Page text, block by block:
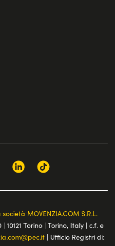
MOVENZIA.COM S.R.L.
Torino | Torino, Italy | c.f. e
| Ufficio Registri di: